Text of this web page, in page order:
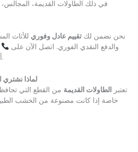
في ذلك الطاولات القديمة،
نحن نضمن لك تقييم عادل وفوري للأثاث
والدفع النقدي الفوري. اتصل الآن على
أفضل عرض سعر في الطائف.
لماذا نشتري
تعتبر الطاولات القديمة من القطع التي
خاصة إذا كانت مصنوعة من الخشب